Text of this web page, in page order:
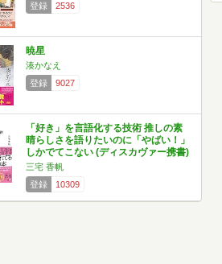
登録
2536
暁星
湊かなえ
登録
9027
「好き」を言語化する技術 推しの素
晴らしさを語りたいのに「やばい！」
しかでてこない (ディスカヴァー携書)
三宅 香帆
登録
10309